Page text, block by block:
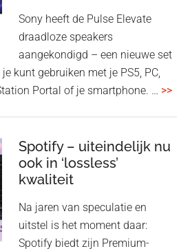
Sony heeft de Pulse Elevate
draadloze speakers
aangekondigd – een nieuwe set
kunt gebruiken met je PS5, PC,
Portal of je smartphone. … >>
Spotify – uiteindelijk nu
ook in ‘lossless’
kwaliteit
Na jaren van speculatie en
uitstel is het moment daar:
Spotify biedt zijn Premium-